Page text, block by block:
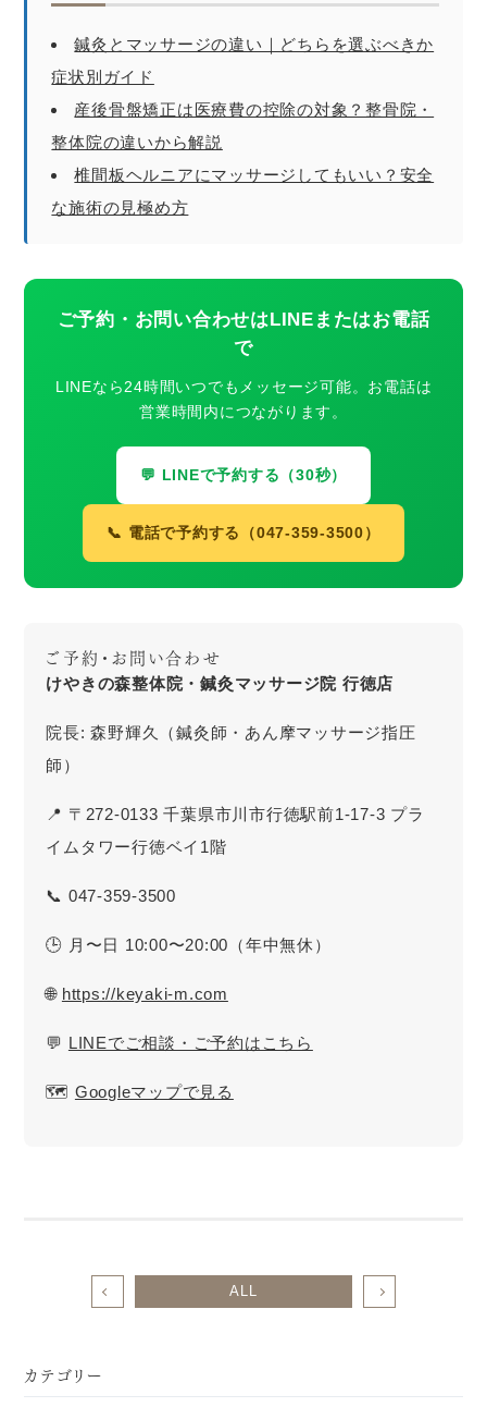
カテゴリー
鍼灸とマッサージの違い｜どちらを選ぶべきか
症状別ガイド
産後骨盤矯正は医療費の控除の対象？整骨院・
整体院の違いから解説
椎間板ヘルニアにマッサージしてもいい？安全
な施術の見極め方
ご予約・お問い合わせはLINEまたはお電話
で
LINEなら24時間いつでもメッセージ可能。お電話は
営業時間内につながります。
💬 LINEで予約する（30秒）
📞 電話で予約する（047-359-3500）
ご予約・お問い合わせ
けやきの森整体院・鍼灸マッサージ院 行徳店
院長: 森野輝久（鍼灸師・あん摩マッサージ指圧
師）
📍 〒272-0133 千葉県市川市行徳駅前1-17-3 プラ
イムタワー行徳ベイ1階
📞 047-359-3500
🕒 月〜日 10:00〜20:00（年中無休）
🌐 https://keyaki-m.com
💬 LINEでご相談・ご予約はこちら
🗺️ Googleマップで見る
ALL